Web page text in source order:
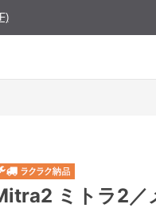
ミトラ2／